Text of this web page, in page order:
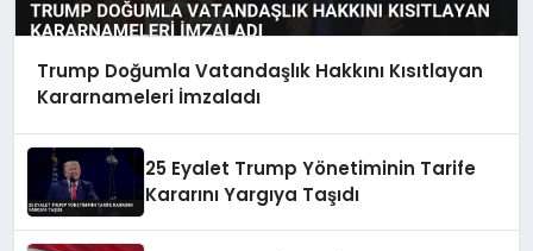
Trump Doğumla Vatandaşlık Hakkını Kısıtlayan
Kararnameleri İmzaladı
25 Eyalet Trump Yönetiminin Tarife
Kararını Yargıya Taşıdı